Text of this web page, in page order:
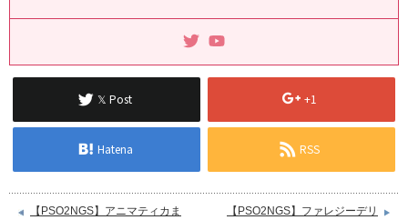
𝕏 Post +1
Hatena RSS
【PSO2NGS】アニマティカま
【PSO2NGS】ファレジーデリ